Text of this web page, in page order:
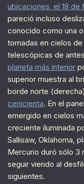
ubicaciones, el 18 de
pareció incluso
conocido como una
tomadas en cielos
telescópicas de
planeta más interior
superior muestra al
borde norte
cenicienta. En el
emergido en cielos
creciente iluminada
Sallisaw, Oklahoma,
Mercurio duró sólo 3
seguir viendo al
siguientes.